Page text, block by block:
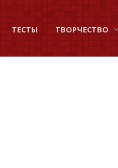
ТЕСТЫ ТВОРЧЕСТВО